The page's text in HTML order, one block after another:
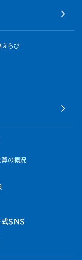
えらび
算の概況
ＳＮＳ